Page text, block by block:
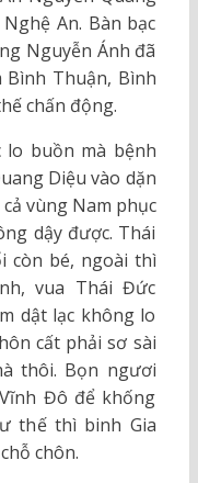
An. Bàn bạc
Nguyễn Ánh đã
Bình Thuận, Bình
chấn động.
lo buồn mà bệnh
Diệu vào dặn
vùng Nam phục
dậy được. Thái
còn bé, ngoài thì
vua Thái Đức
dật lạc không lo
cất phải sơ sài
thôi. Bọn ngươi
Đô để khống
thế thì binh Gia
chôn.